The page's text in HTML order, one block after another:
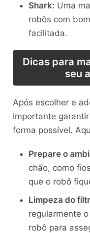
Shark: Uma
robôs com
facilitada.
Dicas para
seu
Após escolher e
importante
forma possível.
Prepare o
chão, como
que o robô
Limpeza do
regularmente
robô para